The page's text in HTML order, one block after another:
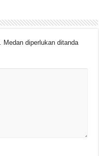
Medan diperlukan ditanda